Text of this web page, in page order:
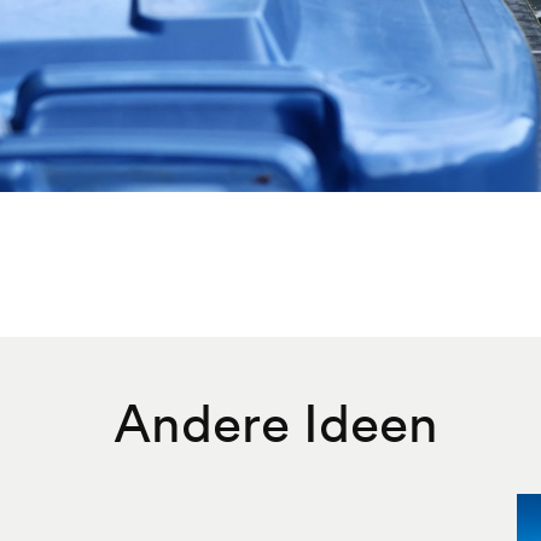
Andere Ideen